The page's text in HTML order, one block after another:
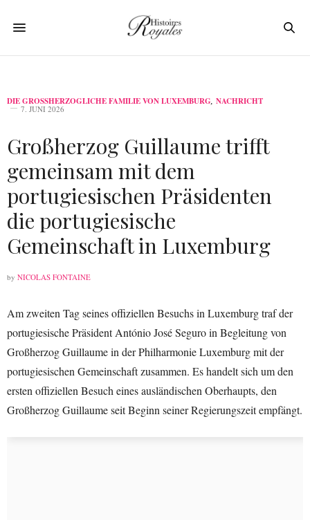
DIE GROSSHERZOGLICHE FAMILIE VON LUXEMBURG , NACHRICHT
7. JUNI 2026
Großherzog Guillaume trifft
gemeinsam mit dem
portugiesischen Präsidenten
die portugiesische
Gemeinschaft in Luxemburg
by NICOLAS FONTAINE
Am zweiten Tag seines offiziellen Besuchs in Luxemburg traf der
portugiesische Präsident António José Seguro in Begleitung von
Großherzog Guillaume in der Philharmonie Luxemburg mit der
portugiesischen Gemeinschaft zusammen. Es handelt sich um den
ersten offiziellen Besuch eines ausländischen Oberhaupts, den
Großherzog Guillaume seit Beginn seiner Regierungszeit empfängt.